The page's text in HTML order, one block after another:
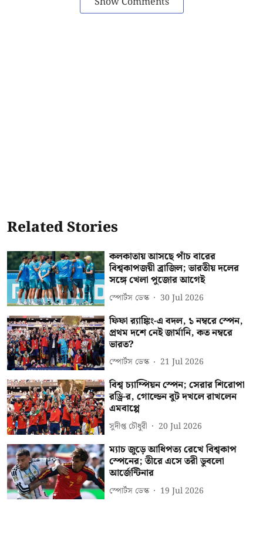
Related Stories
কলকাতায় আসছে পাঁচ বারের
বিশ্বকাপজয়ী ব্রাজিল; ভারতীয় দলের
সঙ্গে খেলা পুজোর আগেই
স্পোর্টস ডেস্ক 30 Jul 2026
ফিফা র‍্যাঙ্কিং-এ বদল, ১ নম্বরে স্পেন,
প্রথম দশে নেই জার্মানি, কত নম্বরে
ভারত?
স্পোর্টস ডেস্ক 21 Jul 2026
বিশ্ব চ্যাম্পিয়ন স্পেন; সেরার শিরোপা
রড্রি-র, গোল্ডেন বুট দখলে রাখলেন
এমবাপ্পে
সুদীপ্ত চৌধুরী 20 Jul 2026
ম্যাচ জুড়ে আধিপত্য রেখে বিশ্বকাপ
স্পেনের; তীরে এসে তরী ডুবলো
আর্জেন্টিনার
স্পোর্টস ডেস্ক 19 Jul 2026